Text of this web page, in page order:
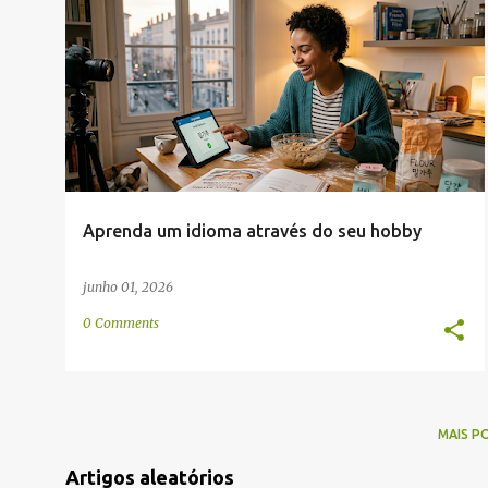
g
e
n
s
Aprenda um idioma através do seu hobby
junho 01, 2026
CONVERSAÇÃO IMAGENS INTERNET
MEMORIZAÇÃO +
VOCABULÁRIO
0 Comments
MAIS
Artigos aleatórios